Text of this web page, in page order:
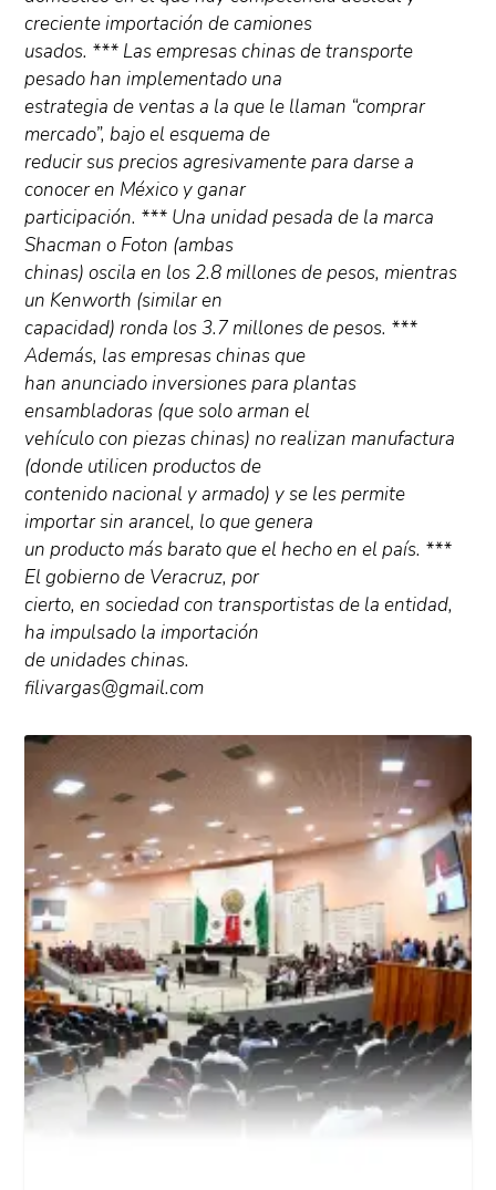
creciente importación de camiones
usados. *** Las empresas chinas de transporte
pesado han implementado una
estrategia de ventas a la que le llaman “comprar
mercado”, bajo el esquema de
reducir sus precios agresivamente para darse a
conocer en México y ganar
participación. *** Una unidad pesada de la marca
Shacman o Foton (ambas
chinas) oscila en los 2.8 millones de pesos, mientras
un Kenworth (similar en
capacidad) ronda los 3.7 millones de pesos. ***
Además, las empresas chinas que
han anunciado inversiones para plantas
ensambladoras (que solo arman el
vehículo con piezas chinas) no realizan manufactura
(donde utilicen productos de
contenido nacional y armado) y se les permite
importar sin arancel, lo que genera
un producto más barato que el hecho en el país. ***
El gobierno de Veracruz, por
cierto, en sociedad con transportistas de la entidad,
ha impulsado la importación
de unidades chinas.
filivargas@gmail.com